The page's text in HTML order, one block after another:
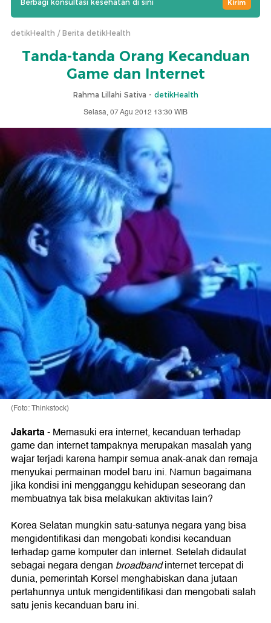
Berbagi konsultasi kesehatan di sini Kirim
detikHealth Berita detikHealth
Tanda-tanda Orang Kecanduan
Game dan Internet
Rahma Lillahi Sativa - detikHealth
Selasa, 07 Agu 2012 13:30 WIB
(Foto: Thinkstock)
Jakarta- Memasuki era internet, kecanduan terhadap
game dan internet tampaknya merupakan masalah yang
wajar terjadi karena hampir semua anak-anak dan remaja
menyukai permainan model baru ini. Namun bagaimana
jika kondisi ini mengganggu kehidupan seseorang dan
membuatnya tak bisa melakukan aktivitas lain?
Korea Selatan mungkin satu-satunya negara yang bisa
mengidentifikasi dan mengobati kondisi kecanduan
terhadap game komputer dan internet. Setelah didaulat
sebagai negara dengan broadbandinternet tercepat di
dunia, pemerintah Korsel menghabiskan dana jutaan
pertahunnya untuk mengidentifikasi dan mengobati salah
satu jenis kecanduan baru ini.